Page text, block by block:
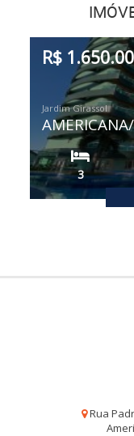
R$
Jardim Girassol
3
Rua